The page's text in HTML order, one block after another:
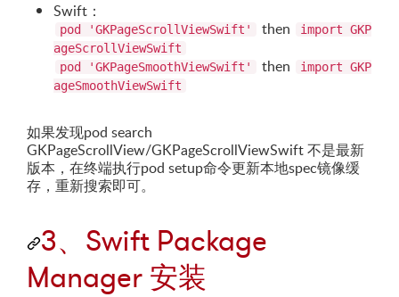
Swift：
pod 'GKPageScrollViewSwift' then
import GKP
ageScrollViewSwift
pod 'GKPageSmoothViewSwift'
then
import GKP
ageSmoothViewSwift
如果发现pod search
GKPageScrollView/GKPageScrollViewSwift 不是最新
版本，在终端执行pod setup命令更新本地spec镜像缓
存，重新搜索即可。
3、Swift Package
Manager 安装